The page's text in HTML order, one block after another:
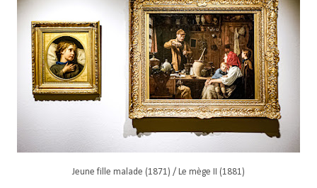
Jeune fille malade (1871) / Le mège II (1881)